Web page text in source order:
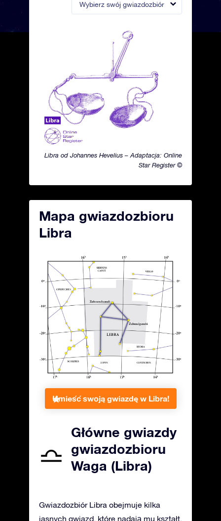
Wybierz swój gwiazdozbiór
Libra od Johannes Hevelius – Adaptacja: Online
Star Register ©
Mapa gwiazdozbioru
Libra
Umieść swoją gwiazdę w Libra!
Główne gwiazdy
gwiazdozbioru
Waga (Libra)
Gwiazdozbiór Libra obejmuje kilka
jasnych gwiazd, które nadają mu kształt.